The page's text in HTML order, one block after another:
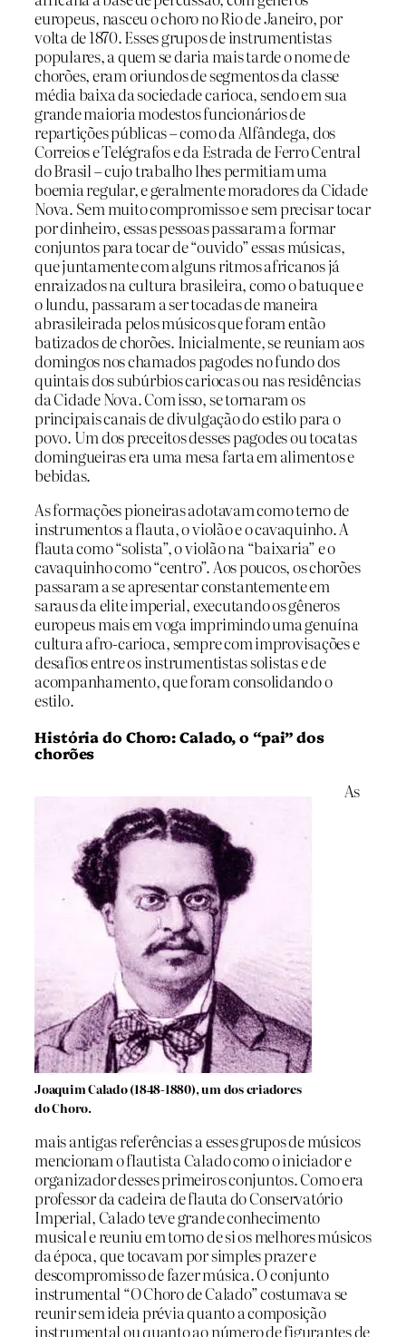
europeus, nasceu o choro no Rio de Janeiro, por
volta de 1870. Esses grupos de instrumentistas
populares, a quem se daria mais tarde o nome de
chorões, eram oriundos de segmentos da classe
média baixa da sociedade carioca, sendo em sua
grande maioria modestos funcionários de
repartições públicas – como da Alfândega, dos
Correios e Telégrafos e da Estrada de Ferro Central
do Brasil – cujo trabalho lhes permitiam uma
boemia regular, e geralmente moradores da Cidade
Nova. Sem muito compromisso e sem precisar tocar
por dinheiro, essas pessoas passaram a formar
conjuntos para tocar de “ouvido” essas músicas,
que juntamente com alguns ritmos africanos já
enraizados na cultura brasileira, como o batuque e
o lundu, passaram a ser tocadas de maneira
abrasileirada pelos músicos que foram então
batizados de chorões. Inicialmente, se reuniam aos
domingos nos chamados pagodes no fundo dos
quintais dos subúrbios cariocas ou nas residências
da Cidade Nova. Com isso, se tornaram os
principais canais de divulgação do estilo para o
povo. Um dos preceitos desses pagodes ou tocatas
domingueiras era uma mesa farta em alimentos e
bebidas.
As formações pioneiras adotavam como terno de
instrumentos a flauta, o violão e o cavaquinho. A
flauta como “solista”, o violão na “baixaria” e o
cavaquinho como “centro”. Aos poucos, os chorões
passaram a se apresentar constantemente em
saraus da elite imperial, executando os gêneros
europeus mais em voga imprimindo uma genuína
cultura afro-carioca, sempre com improvisações e
desafios entre os instrumentistas solistas e de
acompanhamento, que foram consolidando o
estilo.
História do Choro: Calado, o “pai” dos
chorões
Joaquim Calado (1848-1880), um dos criadores
do Choro.
As
mais antigas referências a esses grupos de músicos
mencionam o flautista Calado como o iniciador e
organizador desses primeiros conjuntos. Como era
professor da cadeira de flauta do Conservatório
Imperial, Calado teve grande conhecimento
musical e reuniu em torno de si os melhores músicos
da época, que tocavam por simples prazer e
descompromisso de fazer música. O conjunto
instrumental “O Choro de Calado” costumava se
reunir sem ideia prévia quanto a composição
instrumental ou quanto ao número de figurantes de